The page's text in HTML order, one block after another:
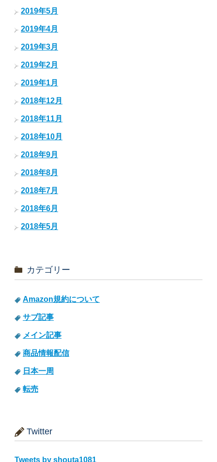
2019年5月
2019年4月
2019年3月
2019年2月
2019年1月
2018年12月
2018年11月
2018年10月
2018年9月
2018年8月
2018年7月
2018年6月
2018年5月
カテゴリー
Amazon規約について
サブ記事
メイン記事
商品情報配信
日本一周
転売
Twitter
Tweets by shouta1081